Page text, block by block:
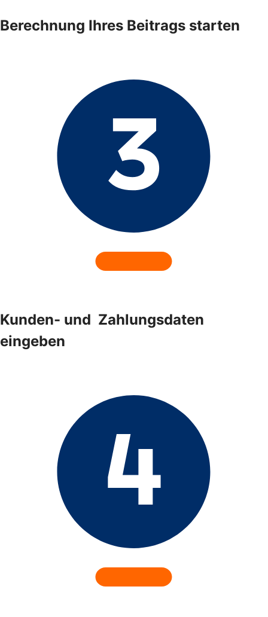
Berechnung Ihres Beitrags starten
Kunden- und ­ Zahlungsdaten
eingeben